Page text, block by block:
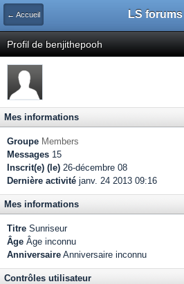
← Accueil LS forums
Profil de benjithepooh
Mes informations
Groupe Members
Messages 15
Inscrit(e) (le) 26-décembre 08
Dernière activité janv. 24 2013 09:16
Mes informations
Titre Sunriseur
Âge Âge inconnu
Anniversaire Anniversaire inconnu
Contrôles utilisateur